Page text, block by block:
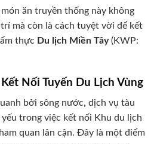
ăn truyền thống này không
mà còn là cách tuyệt vời để kết
thực Du lịch Miền Tây(KWP:
Kết Nối Tuyến Du Lịch Vùng
bởi sông nước, dịch vụ tàu
trong việc kết nối Khu du lịch
quan lân cận. Đây là một điểm